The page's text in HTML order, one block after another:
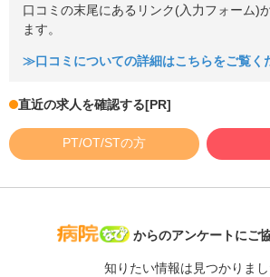
口コミの末尾にあるリンク(入力フォーム)
ます。
≫口コミについての詳細はこちらをご覧く
直近の求人を確認する[PR]
PT/OT/STの方
病院なび
からのアンケートにご
知りたい情報は見つかりま